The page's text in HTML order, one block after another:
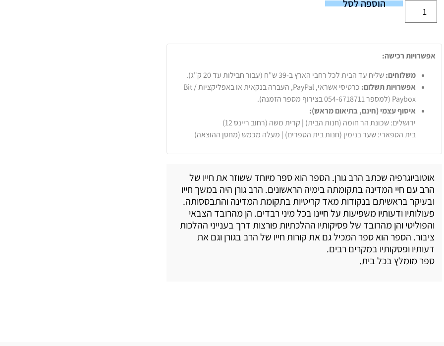
הוספה לסל
אפשרויות רכישה:
משלוחים:שליח עד הבית לכל רחבי הארץ ב-39 ש"ח (עבור חבילות עד 20 ק"ג).
אפשרויות תשלום:
כרטיסי אשראי, PayPal, העברה בנקאית או באפליקציות Bit /
Paybox (למספר 054-6718711 בצירוף מספר הזמנה).
איסוף עצמי (חינם, בתיאום מראש):
ירושלים: שכונת הר חומה (חנות הבית) | קרית משה (רחוב ריינס 12)
בית הספארי: שער בנימין (חנות בית הספרים) | מעלה מכמש (מחסן ההוצאה)
אוטוביוגרפיה שכתב הרב גורן. הספר הוא ספר מיוחד ששוזר את חייו של
הרב עם חיי המדינה בתקומתה בימיה הראשונים. הרב גורן היה במשך חייו
ובעיקר בראשיתם בנקודות מאד קריטיות בתקומת המדינה והתבססותה.
פעולותיו ודעותיו משפיעות על חיינו בכל מיני רבדים. הן מהרובד הצבאי
והפוליטי והן מהרובד של פסיקותיו ההלכתיות פורצות דרך בענייני ההלכות
ציבור. הספר הוא ספר המכיל גם את קורות חייו של הרב בגורן וגם את
דעותיו ופסקותיו במקרים רבים.
ספר מומלץ בכל בית.